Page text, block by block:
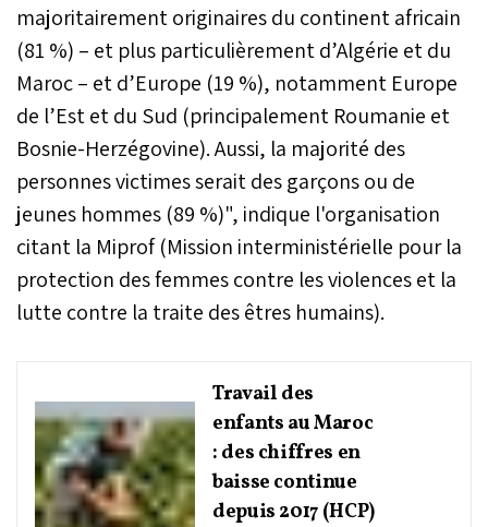
majoritairement originaires du continent africain
(81 %) – et plus particulièrement d’Algérie et du
Maroc – et d’Europe (19 %), notamment Europe
de l’Est et du Sud (principalement Roumanie et
Bosnie-Herzégovine). Aussi, la majorité des
personnes victimes serait des garçons ou de
jeunes hommes (89 %)", indique l'organisation
citant la Miprof (Mission interministérielle pour la
protection des femmes contre les violences et la
lutte contre la traite des êtres humains).
Travail des
enfants au Maroc
: des chiffres en
baisse continue
depuis 2017 (HCP)